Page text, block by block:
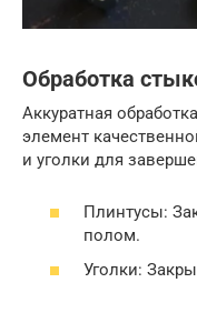
Обработка
Аккуратная
элемент
и уголки для
Плинтусы:
полом.
Уголки: